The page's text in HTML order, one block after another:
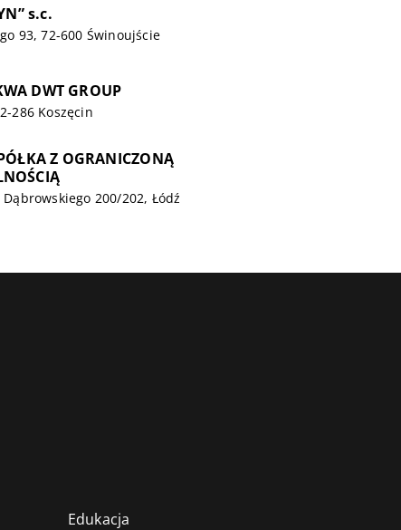
s.c.
93, 72-600 Świnoujście
DWT GROUP
286 Koszęcin
Z OGRANICZONĄ
Dąbrowskiego 200/202, Łódź
Edukacja